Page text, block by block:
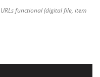
functional (digital file, item